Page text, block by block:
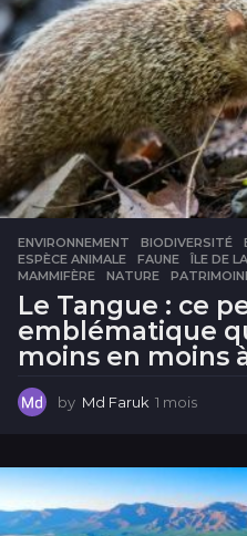
i
n
e
s
ENVIRONNEMENT BIODIVERSITÉ ,
ESPÈCE ANIMALE
,FAUNE ,ÎLE DE
MAMMIFÈRE
,NATURE ,
Le Tangue : ce
emblématique
moins en moins
by Md Faruk 1 mois
i
s